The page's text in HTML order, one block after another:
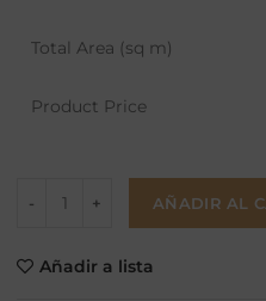
Total Area (sq m)
Product Price
AÑADIR AL
Añadir a lista